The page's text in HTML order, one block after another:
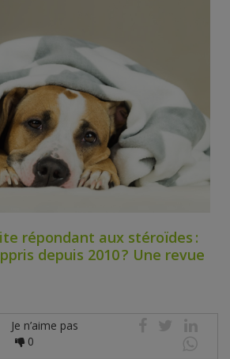
répondant aux stéroïdes :
depuis 2010 ? Une revue
Je n’aime pas
0